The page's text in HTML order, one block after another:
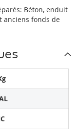
Béton, enduit
anciens fonds de